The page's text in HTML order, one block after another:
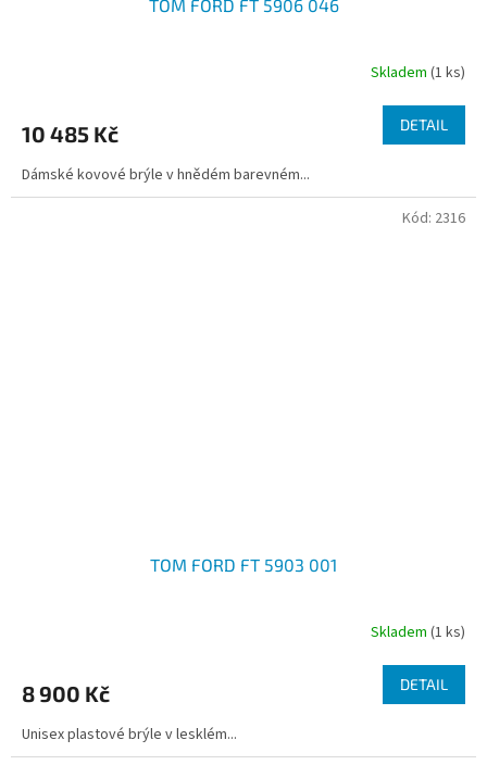
TOM FORD FT 5906 046
Skladem (1 ks)
10 485 Kč DETAIL
Dámské kovové brýle v hnědém barevném...
TOM FORD FT 5903 001
Skladem (1 ks)
8 900 Kč DETAIL
Unisex plastové brýle v lesklém...
Kód: 2316